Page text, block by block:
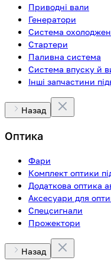
Приводні вали
Генератори
Система
Стартери
Паливна система
Система впуску й
Інші запчастини
Назад
Оптика
Фари
Комплект оптики
Додаткова оптика
Аксесуари для
Спецсигнали
Прожектори
Назад